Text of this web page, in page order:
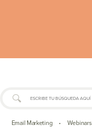
Email Marketing • Webinars